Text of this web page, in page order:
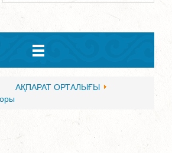
АҚПАРАТ ОРТАЛЫҒЫ